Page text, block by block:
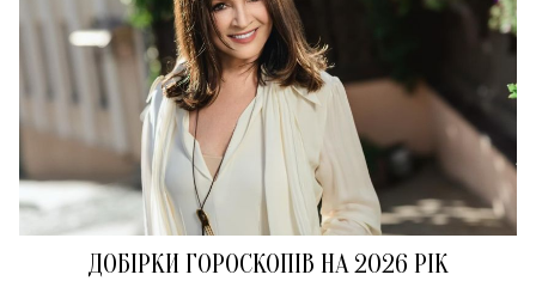
ДОБІРКИ ГОРОСКОПІВ НА 2026 РІК